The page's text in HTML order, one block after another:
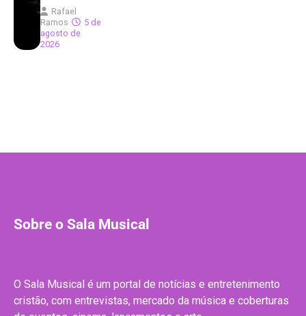
Rafael
Ramos
5 de
agosto de
2026
Sobre o Sala Musical
O Sala Musical é um portal de notícias e entretenimento
cristão, com entrevistas, mercado da música e coberturas